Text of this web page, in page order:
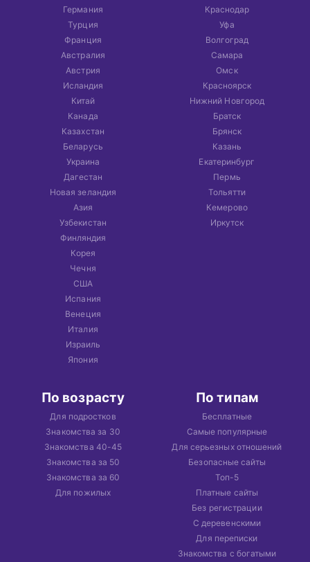
Германия
Турция
Франция
Австралия
Австрия
Исландия
Китай
Канада
Казахстан
Беларусь
Украина
Дагестан
Новая зеландия
Азия
Узбекистан
Финляндия
Корея
Чечня
США
Испания
Венеция
Италия
Израиль
Япония
Краснодар
Уфа
Волгоград
Самара
Омск
Красноярск
Нижний Новгород
Братск
Брянск
Казань
Екатеринбург
Пермь
Тольятти
Кемерово
Иркутск
По возрасту
Для подростков
Знакомства за 30
Знакомства 40-45
Знакомства за 50
Знакомства за 60
Для пожилых
По типам
Бесплатные
Самые популярные
Для серьезных отношений
Безопасные сайты
Топ-5
Платные сайты
Без регистрации
С деревенскими
Для переписки
Знакомства с богатыми